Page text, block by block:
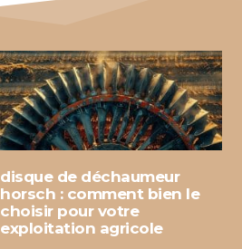
disque de déchaumeur
horsch : comment bien le
choisir pour votre
exploitation agricole